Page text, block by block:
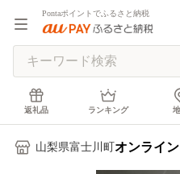
Pontaポイントでふるさと納税
返礼品 ランキング
山梨県富士川町 オンライ